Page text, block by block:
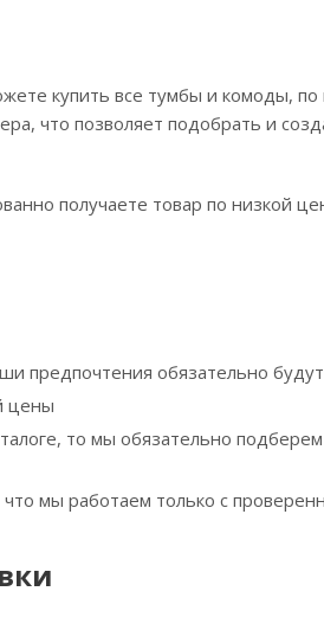
купить все тумбы и комоды,
что позволяет подобрать и
получаете товар по низкой
предпочтения обязательно
цены
то мы обязательно
что мы работаем только с